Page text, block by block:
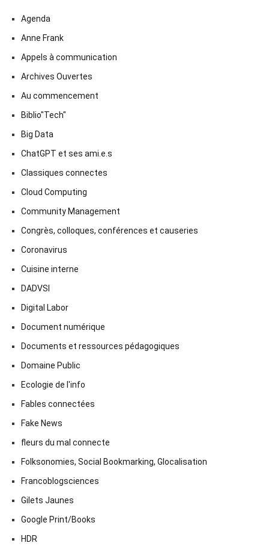
Agenda
Anne Frank
Appels à communication
Archives Ouvertes
Au commencement
Biblio"Tech"
Big Data
ChatGPT et ses ami.e.s
Classiques connectes
Cloud Computing
Community Management
Congrès, colloques, conférences et causeries
Coronavirus
Cuisine interne
DADVSI
Digital Labor
Document numérique
Documents et ressources pédagogiques
Domaine Public
Ecologie de l'info
Fables connectées
Fake News
fleurs du mal connecte
Folksonomies, Social Bookmarking, Glocalisation
Francoblogsciences
Gilets Jaunes
Google Print/Books
HDR